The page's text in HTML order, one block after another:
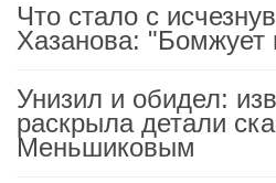
Что стало с
Хазанова: "Бомжует
Унизил и обидел:
раскрыла детали
Меньшиковым